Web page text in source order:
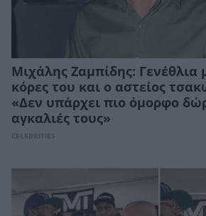
Mιχάλης Ζαμπίδης: Γενέθλια
κόρες του και ο αστείος
«Δεν υπάρχει πιο όμορφο
αγκαλιές τους»
CELEBRITIES